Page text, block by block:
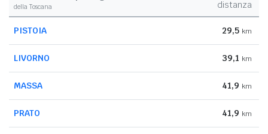
della Toscana distanza
PISTOIA 29,5 km
LIVORNO 39,1 km
MASSA 41,9 km
PRATO 41,9 km